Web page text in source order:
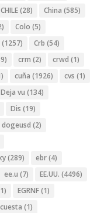
CHILE(28) China (585)
Colo (5)
(1257) Crb (54)
crm (2) crwd (1)
cuña (1926) cvs (1)
Deja vu (134)
Dis (19)
dogeusd (2)
(289) ebr(4)
ee.u (7) EE.UU. (4496)
EGRNF(1)
(1)